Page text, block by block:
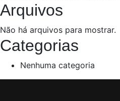
Arquivos
Não há arquivos para mostrar.
Categorias
Nenhuma categoria